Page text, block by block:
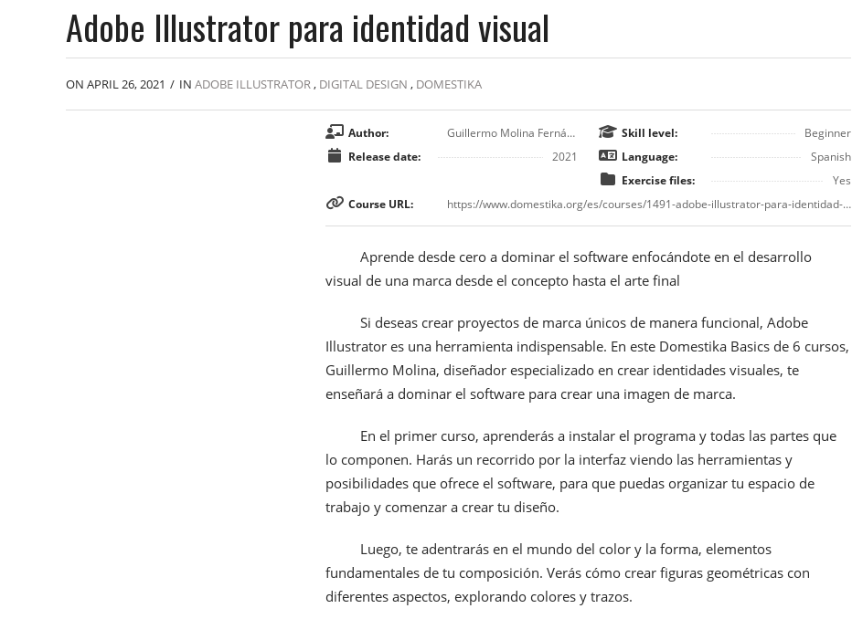
Adobe Illustrator para identidad visual
ON APRIL 26, 2021 / IN ADOBE ILLUSTRATOR, DIGITAL DESIGN , DOMESTIKA
Author:
Guillermo Molina Fernández
Release date:
2021
Skill level:
Beginner
Language:
Spanish
Exercise files:
Yes
Course URL:
https://www.domestika.org/es/courses/1491-adobe-illustrator-para-identidad-visual
Aprende desde cero a dominar el software enfocándote en el desarrollo
visual de una marca desde el concepto hasta el arte final
Si deseas crear proyectos de marca únicos de manera funcional, Adobe
Illustrator es una herramienta indispensable. En este Domestika Basics de 6 cursos,
Guillermo Molina, diseñador especializado en crear identidades visuales, te
enseñará a dominar el software para crear una imagen de marca.
En el primer curso, aprenderás a instalar el programa y todas las partes que
lo componen. Harás un recorrido por la interfaz viendo las herramientas y
posibilidades que ofrece el software, para que puedas organizar tu espacio de
trabajo y comenzar a crear tu diseño.
Luego, te adentrarás en el mundo del color y la forma, elementos
fundamentales de tu composición. Verás cómo crear figuras geométricas con
diferentes aspectos, explorando colores y trazos.